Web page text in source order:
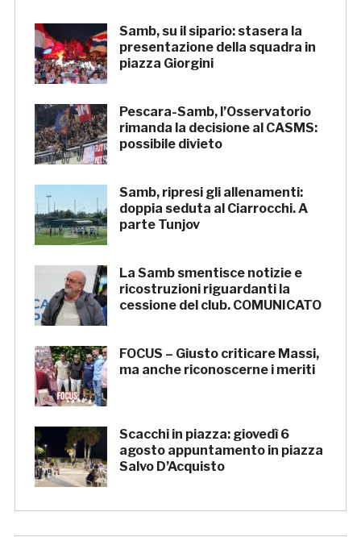
Samb, su il sipario: stasera la
presentazione della squadra in
piazza Giorgini
Pescara-Samb, l’Osservatorio
rimanda la decisione al CASMS:
possibile divieto
Samb, ripresi gli allenamenti:
doppia seduta al Ciarrocchi. A
parte Tunjov
La Samb smentisce notizie e
ricostruzioni riguardanti la
cessione del club. COMUNICATO
FOCUS – Giusto criticare Massi,
ma anche riconoscerne i meriti
Scacchi in piazza: giovedì 6
agosto appuntamento in piazza
Salvo D’Acquisto